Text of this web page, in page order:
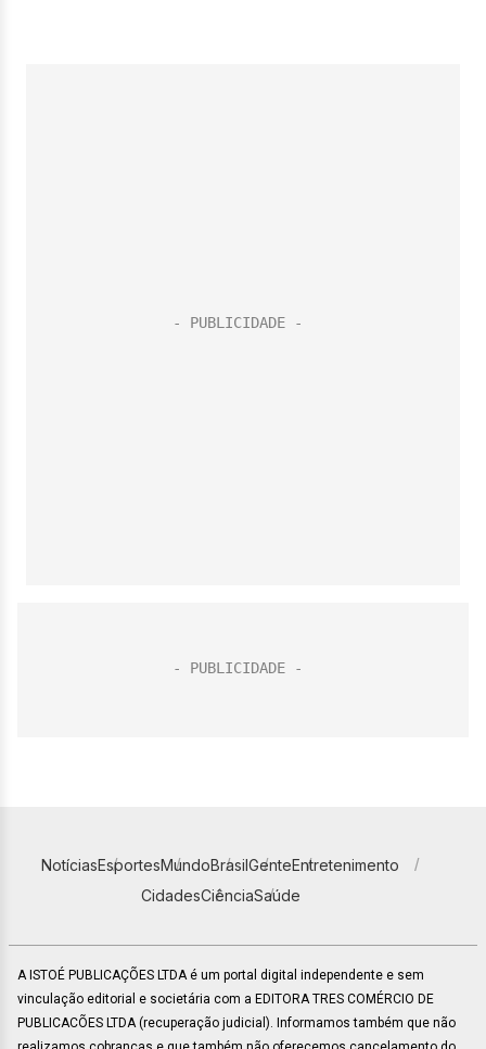
NotíciasEsportesMundoBrasilGenteEntretenimento
CidadesCiênciaSaúde
A ISTOÉ PUBLICAÇÕES LTDA é um portal digital independente e sem
vinculação editorial e societária com a EDITORA TRES COMÉRCIO DE
PUBLICACÕES LTDA (recuperação judicial). Informamos também que não